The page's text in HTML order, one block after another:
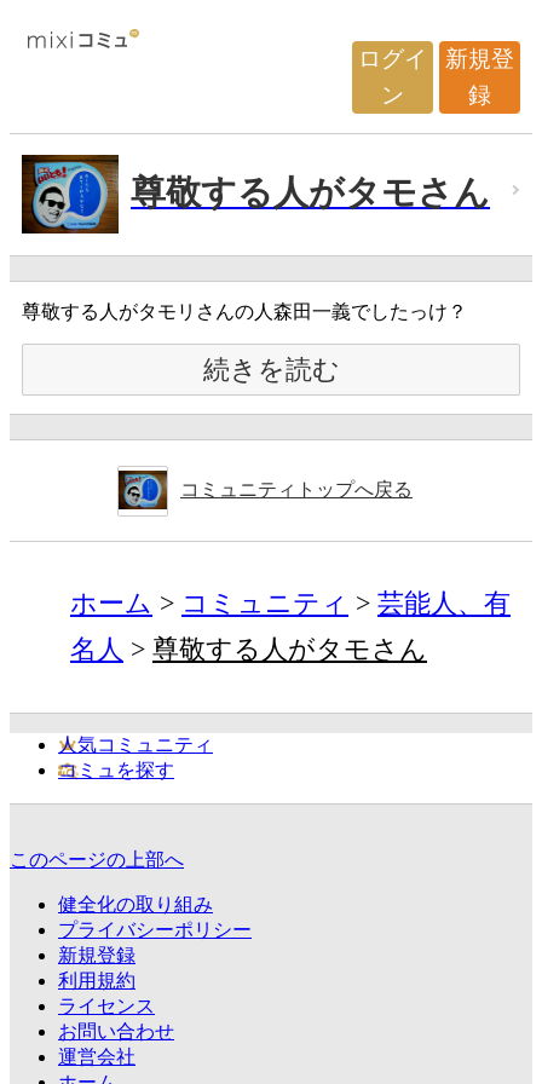
ログイ
ン
新規登
録
尊敬する人がタモさん
尊敬する人がタモリさんの人森田一義でしたっけ？
続きを読む
コミュニティトップへ戻る
ホーム コミュニティ
芸能人、有
名人
尊敬する人がタモさん
人気コミュニティ
コミュを探す
このページの上部へ
健全化の取り組み
プライバシーポリシー
新規登録
利用規約
ライセンス
お問い合わせ
運営会社